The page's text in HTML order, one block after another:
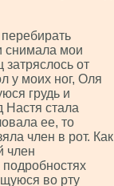
снимала мои
затряслось от
у моих ног, Оля
грудь и
Настя стала
ее, то
член в рот. Как
член
во рту